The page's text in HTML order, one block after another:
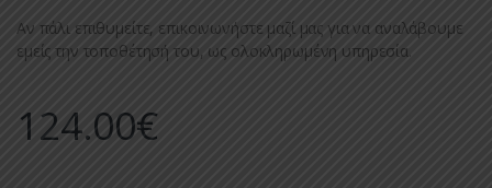
Αν πάλι επιθυμείτε, επικοινωνήστε μαζί μας για να αναλάβουμε
εμείς την τοποθέτησή του, ως ολοκληρωμένη υπηρεσία.
124.00€